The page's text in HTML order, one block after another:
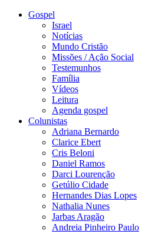
Gospel
Israel
Notícias
Mundo Cristão
Missões / Ação Social
Testemunhos
Família
Vídeos
Leitura
Agenda gospel
Colunistas
Adriana Bernardo
Clarice Ebert
Cris Beloni
Daniel Ramos
Darci Lourenção
Getúlio Cidade
Hernandes Dias Lopes
Nathalia Nunes
Jarbas Aragão
Andreia Pinheiro Paulo